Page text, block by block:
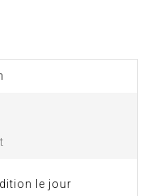
le jour